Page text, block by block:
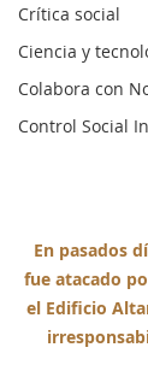
Crítica social
Ciencia y
Colabora con
Control Social
En pasados
fue atacado
el Edificio